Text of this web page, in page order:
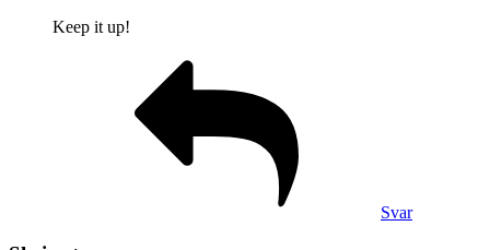
Keep it up!
Svar